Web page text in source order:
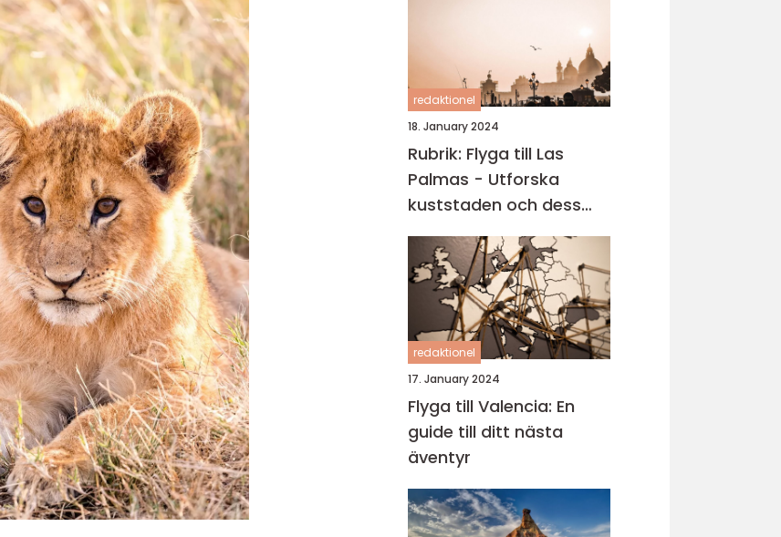
redaktionel
18. January 2024
Rubrik: Flyga till Las
Palmas - Utforska
kuststaden och dess
carteniska tjusning
redaktionel
17. January 2024
Flyga till Valencia: En
guide till ditt nästa
äventyr